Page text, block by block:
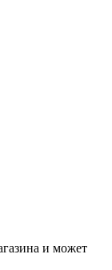
и может